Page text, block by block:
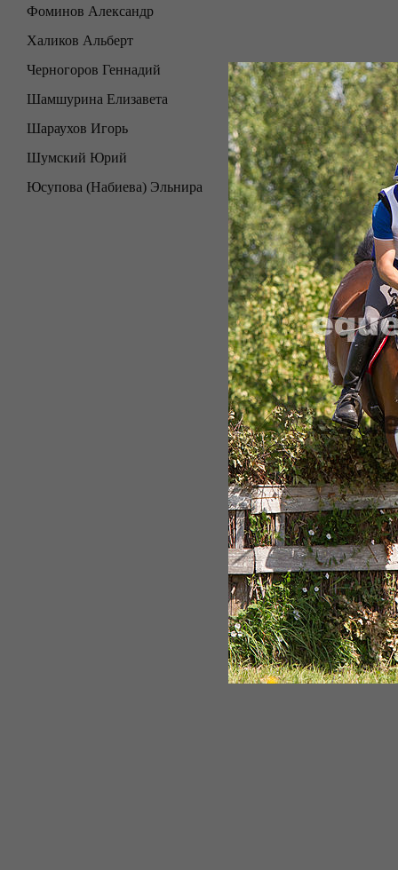
Фоминов Александр
Халиков Альберт
Черногоров Геннадий
Шамшурина Елизавета
Шараухов Игорь
Шумский Юрий
Юсупова (Набиева) Эльнира